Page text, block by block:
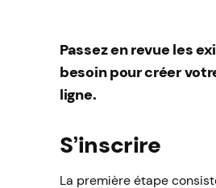
Passez en revue les
besoin pour créer
ligne.
S’inscrire
La première étape